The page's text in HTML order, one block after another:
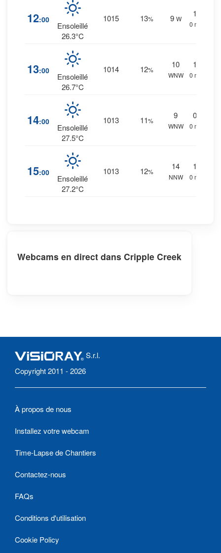
12:00
Ensoleillé
26.3°C
1015 13% 9 W
1
0 mm.
13:00
Ensoleillé
26.7°C
1014 12%
10
WNW
1
0 mm.
14:00
Ensoleillé
27.5°C
1013 11%
9
WNW
0
0 mm.
15:00
Ensoleillé
27.2°C
1013 12%
14
NNW
1
0 mm.
Webcams en direct dans Cripple Creek
S.r.l.
Copyright 2011 - 2026
À propos de nous
Installez votre webcam
Time-Lapse de Chantiers
Contactez-nous
FAQs
Conditions d'utilisation
Cookie Policy